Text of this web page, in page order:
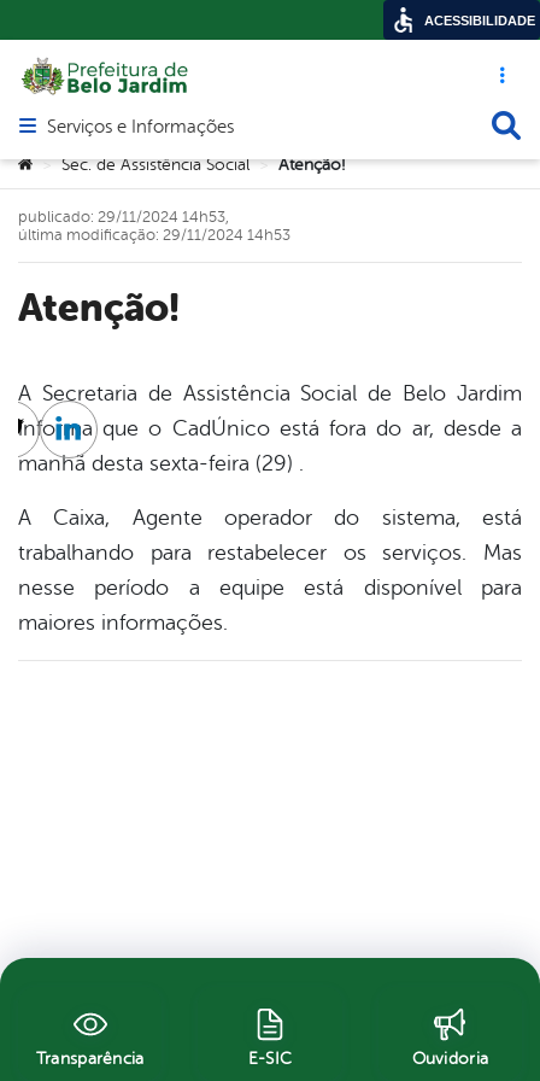
Acesso
Abrir menu principal de navegação
Serviços e Informações
Você está aqui:
> Sec. de Assistência Social > Atenção!
Atenção!
publicado: 29/11/2024 14h53,
última modificação: 29/11/2024 14h53
A Secretaria de Assistência Social de Belo Jardim
informa que o CadÚnico está fora do ar, desde a
manhã desta sexta-feira (29) .
A Caixa, Agente operador do sistema, está
trabalhando para restabelecer os serviços. Mas
nesse período a equipe está disponível para
maiores informações.
Twitter
Linkedin
Transparência E-SIC Ouvidoria
ACESSIBILIDADE